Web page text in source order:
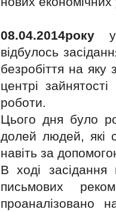
08.04.2014року
відбулось
безробіття на яку
центрі
роботи.
Цього дня було
долей людей, які
навіть за
В ході засідання
письмових
проаналізовано